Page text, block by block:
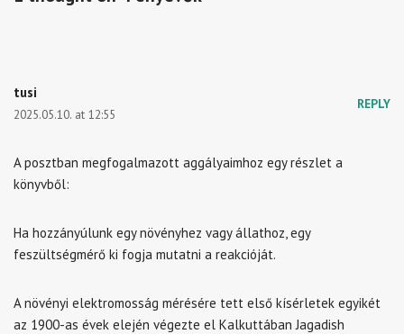
tusi
2025.05.10. at 12:55
REPLY
A posztban megfogalmazott aggályaimhoz egy részlet a
könyvből:
Ha hozzányúlunk egy növényhez vagy állathoz, egy
feszültségmérő ki fogja mutatni a reakcióját.
A növényi elektromosság mérésére tett első kísérletek egyikét
az 1900-as évek elején végezte el Kalkuttában Jagadish